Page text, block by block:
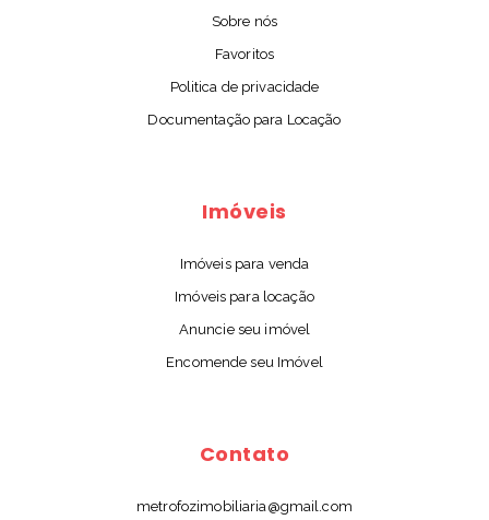
Sobre nós
Favoritos
Politica de privacidade
Documentação para Locação
Imóveis
Imóveis para venda
Imóveis para locação
Anuncie seu imóvel
Encomende seu Imóvel
Contato
metrofozimobiliaria@gmail.com